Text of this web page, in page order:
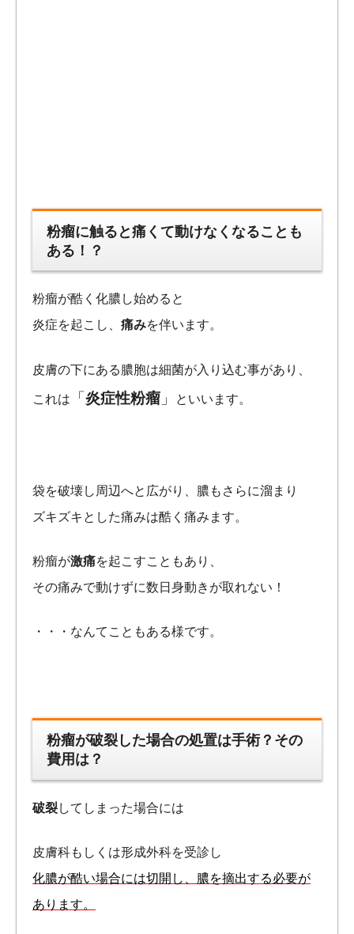
粉瘤に触ると痛くて動けなくなることも
ある！？
粉瘤が酷く化膿し始めると
炎症を起こし、 痛みを伴います。
皮膚の下にある膿胞は細菌が入り込む事があり、
これは 「炎症性粉瘤 」 といいます。
袋を破壊し周辺へと広がり、膿もさらに溜まり
ズキズキとした痛みは酷く痛みます。
粉瘤が激痛を起こすこともあり、
その痛みで動けずに数日身動きが取れない！
・・・なんてこともある様です。
粉瘤が破裂した場合の処置は手術？その
費用は？
破裂してしまった場合には
皮膚科もしくは形成外科を受診し
化膿が酷い場合には切開し、膿を摘出する必要が
あります。